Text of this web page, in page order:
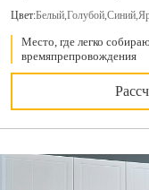
Цвет:Белый, Голубой, Синий,
Место, где легко
времяпрепровождения